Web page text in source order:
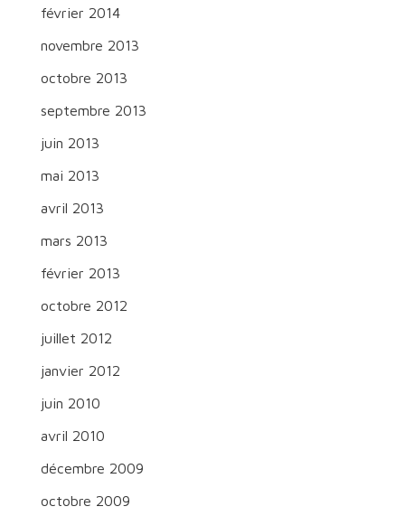
février 2014
novembre 2013
octobre 2013
septembre 2013
juin 2013
mai 2013
avril 2013
mars 2013
février 2013
octobre 2012
juillet 2012
janvier 2012
juin 2010
avril 2010
décembre 2009
octobre 2009